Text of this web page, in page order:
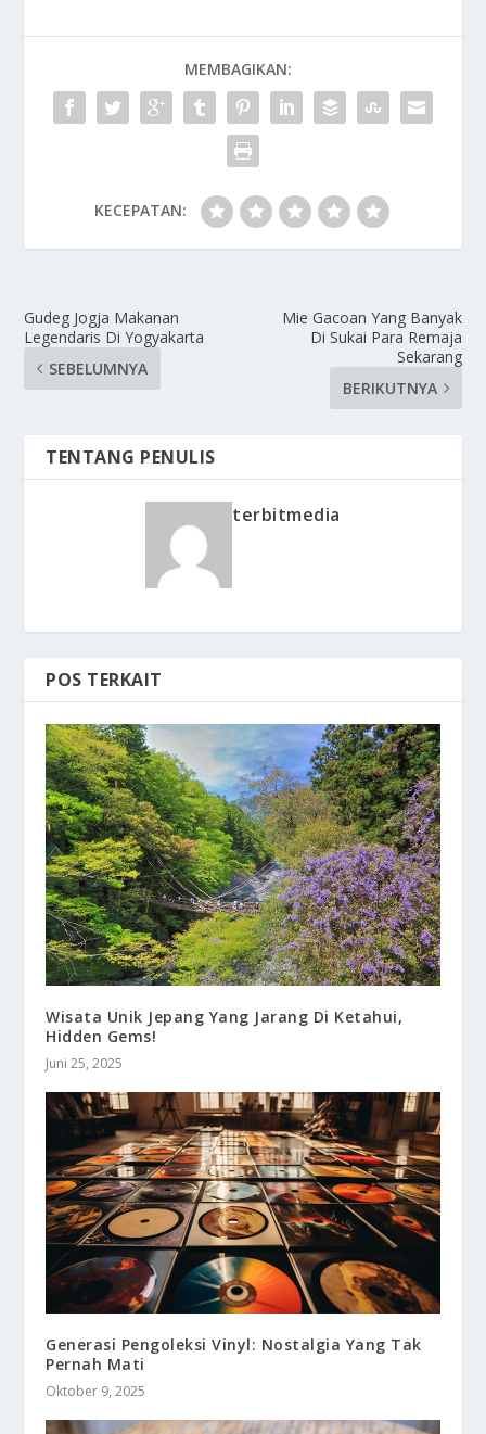
MEMBAGIKAN:
KECEPATAN:
Gudeg Jogja Makanan
Legendaris Di Yogyakarta
SEBELUMNYA
Mie Gacoan Yang Banyak
Di Sukai Para Remaja
Sekarang
BERIKUTNYA
TENTANG PENULIS
terbitmedia
POS TERKAIT
Wisata Unik Jepang Yang Jarang Di Ketahui,
Hidden Gems!
Juni 25, 2025
Generasi Pengoleksi Vinyl: Nostalgia Yang Tak
Pernah Mati
Oktober 9, 2025